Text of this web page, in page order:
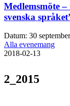
Medlemsmöte –
svenska
Datum: 30
Alla evenemang
2018-02-13
2_2015